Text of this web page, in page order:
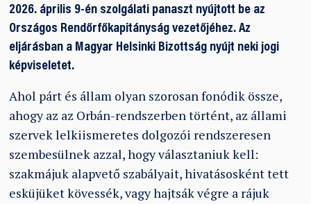
2026. április 9-én szolgálati panaszt nyújtott be az
Országos Rendőrfőkapitányság vezetőjéhez. Az
eljárásban a Magyar Helsinki Bizottság nyújt neki jogi
képviseletet.
Ahol párt és állam olyan szorosan fonódik össze,
ahogy az az Orbán-rendszerben történt, az állami
szervek lelkiismeretes dolgozói rendszeresen
szembesülnek azzal, hogy választaniuk kell:
szakmájuk alapvető szabályait, hivatásosként tett
esküjüket kövessék, vagy hajtsák végre a rájuk